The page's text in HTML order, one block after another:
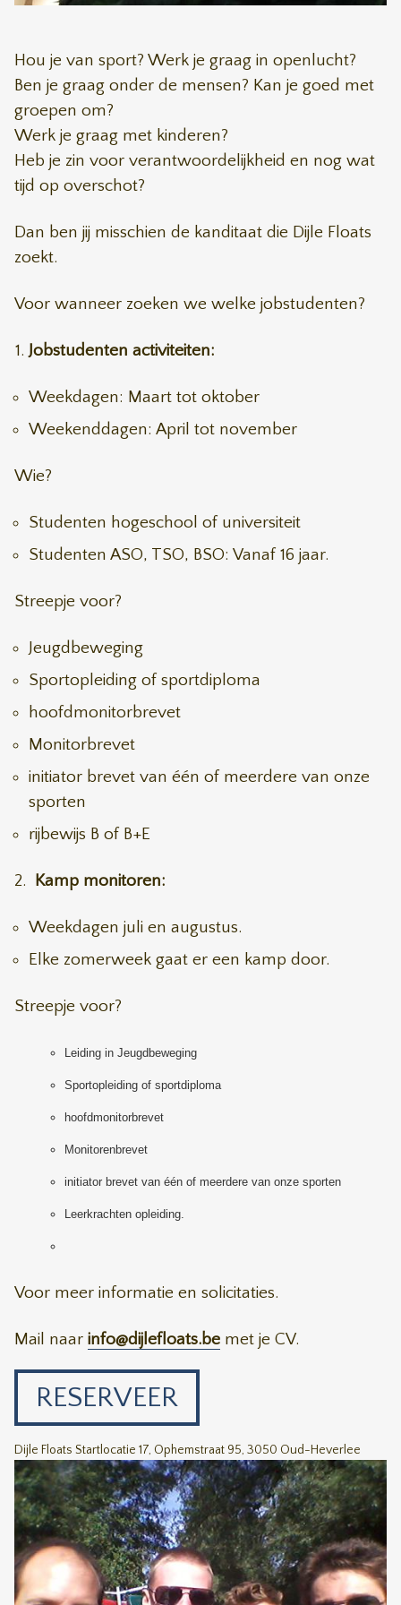
Hou je van sport? Werk je graag in openlucht?
Ben je graag onder de mensen? Kan je goed met
groepen om?
Werk je graag met kinderen?
Heb je zin voor verantwoordelijkheid en nog wat
tijd op overschot?
Dan ben jij misschien de kanditaat die Dijle Floats
zoekt.
Voor wanneer zoeken we welke jobstudenten?
Jobstudenten activiteiten:
Weekdagen: Maart tot oktober
Weekenddagen: April tot november
Wie?
Studenten hogeschool of universiteit
Studenten ASO, TSO, BSO: Vanaf 16 jaar.
Streepje voor?
Jeugdbeweging
Sportopleiding of sportdiploma
hoofdmonitorbrevet
Monitorbrevet
initiator brevet van één of meerdere van onze
sporten
rijbewijs B of B+E
2. Kamp monitoren:
Weekdagen juli en augustus.
Elke zomerweek gaat er een kamp door.
Streepje voor?
Leiding in Jeugdbeweging
Sportopleiding of sportdiploma
hoofdmonitorbrevet
Monitorenbrevet
initiator brevet van één of meerdere van onze sporten
Leerkrachten opleiding.
Voor meer informatie en solicitaties.
Mail naar info@dijlefloats.be met je CV.
RESERVEER
Dijle Floats Startlocatie 17, Ophemstraat 95, 3050 Oud-Heverlee